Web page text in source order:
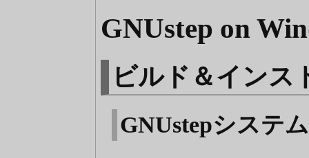
GNUstep on
ビルド＆インス
GNUstepシステ